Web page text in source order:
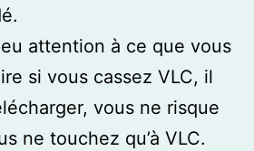
attention à ce que vous
si vous cassez VLC, il
vous ne risque
ne touchez qu’à VLC.